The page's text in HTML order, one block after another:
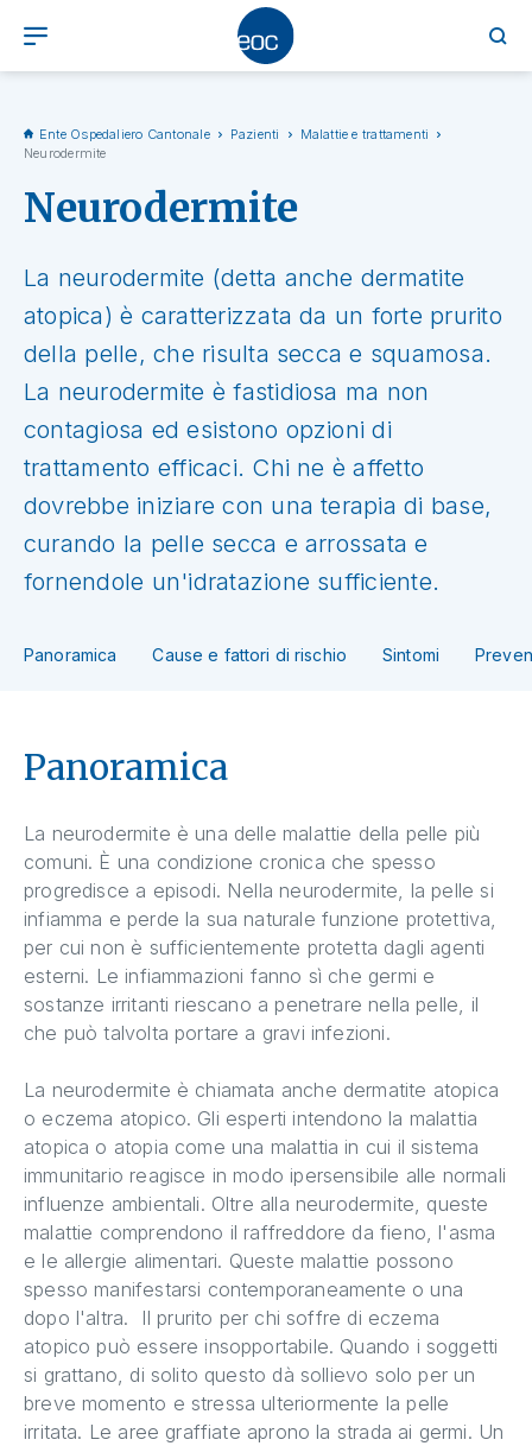
Ente Ospedaliero Cantonale Pazienti
Malattie e trattamenti
Neurodermite
Neurodermite
La neurodermite (detta anche dermatite
atopica) è caratterizzata da un forte prurito
della pelle, che risulta secca e squamosa.
La neurodermite è fastidiosa ma non
contagiosa ed esistono opzioni di
trattamento efficaci. Chi ne è affetto
dovrebbe iniziare con una terapia di base,
curando la pelle secca e arrossata e
fornendole un'idratazione sufficiente.
Panoramica Cause e fattori di rischio Sintomi
Panoramica
La neurodermite è una delle malattie della pelle più
comuni. È una condizione cronica che spesso
progredisce a episodi. Nella neurodermite, la pelle si
infiamma e perde la sua naturale funzione protettiva,
per cui non è sufficientemente protetta dagli agenti
esterni. Le infiammazioni fanno sì che germi e
sostanze irritanti riescano a penetrare nella pelle, il
che può talvolta portare a gravi infezioni.
La neurodermite è chiamata anche dermatite atopica
o eczema atopico. Gli esperti intendono la malattia
atopica o atopia come una malattia in cui il sistema
immunitario reagisce in modo ipersensibile alle normali
influenze ambientali. Oltre alla neurodermite, queste
malattie comprendono il raffreddore da fieno, l'asma
e le allergie alimentari. Queste malattie possono
spesso manifestarsi contemporaneamente o una
dopo l'altra. Il prurito per chi soffre di eczema
atopico può essere insopportabile. Quando i soggetti
si grattano, di solito questo dà sollievo solo per un
breve momento e stressa ulteriormente la pelle
irritata. Le aree graffiate aprono la strada ai germi. Un